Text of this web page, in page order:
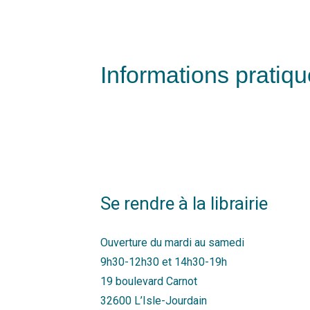
Informations
Se rendre à la librairie
Ouverture du mardi au samedi
9h30-12h30 et 14h30-19h
19 boulevard Carnot
32600 L’Isle-Jourdain